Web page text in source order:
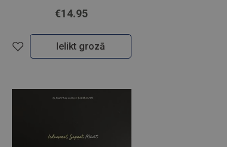
€14.95
Ielikt grozā